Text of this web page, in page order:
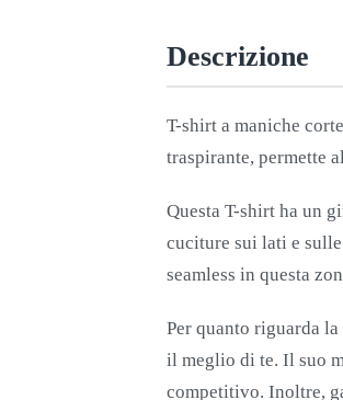
Descrizione
T-shirt a maniche
traspirante, permette
Questa T-shirt ha un
cuciture sui lati e
seamless in questa
Per quanto riguarda
il meglio di te. Il suo
competitivo. Inoltre,